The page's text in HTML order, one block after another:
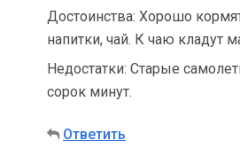
Достоинства: Хорошо
напитки, чай. К чаю кладут
Недостатки: Старые
сорок минут.
Ответить